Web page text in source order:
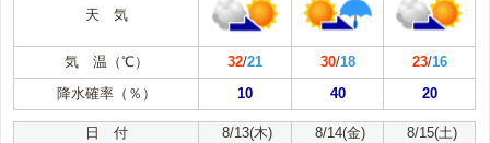
天 気
気 温（℃） 32/21 30/18 23/16
降水確率（％）
10 40 20
日 付 8/13(木) 8/14(金) 8/15(土)